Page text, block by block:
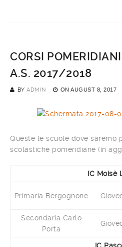
CORSI
A.S. 2017/2018
BY ADMIN ON AUGUST 8, 2017
Queste le scuole dove saremo
scolastiche pomeridiane (in
IC Moisè
Primaria Bergognone
Secondaria Carlo
Porta